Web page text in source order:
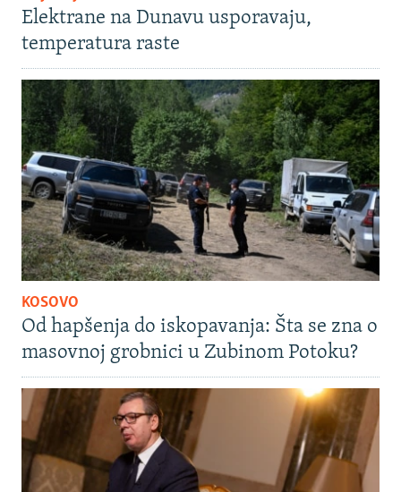
Elektrane na Dunavu usporavaju,
temperatura raste
KOSOVO
Od hapšenja do iskopavanja: Šta se zna o
masovnoj grobnici u Zubinom Potoku?